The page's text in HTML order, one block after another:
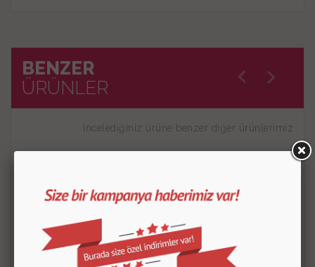
BENZER
ÜRÜNLER
İncelediğiniz ürüne benzer diğer ürünlerimiz